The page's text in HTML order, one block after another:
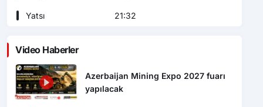
Yatsı 21:32
Video Haberler
Azerbaijan Mining Expo 2027 fuarı
yapılacak